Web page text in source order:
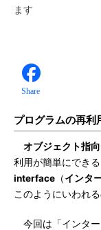
ます
Share
プログラムの再利
オブジェクト指
利用が簡単にでき
interface （インタ
このようにいわれ
今回は「インター